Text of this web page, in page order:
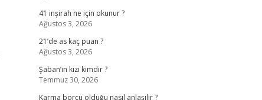
41 inşirah ne için okunur ?
Ağustos 3, 2026
21’de as kaç puan ?
Ağustos 3, 2026
Şaban’ın kızı kimdir ?
Temmuz 30, 2026
Karma borcu olduğu nasıl anlaşılır ?